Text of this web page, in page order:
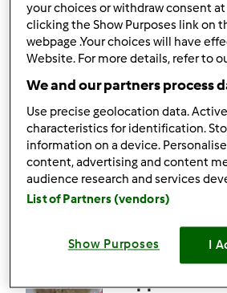
4 1 facile 2
5.0(1)
Pasta cozze
variazione
daMagat
5.0(1)
Zuppa di ceci
your choices or withdraw consent
clicking the Show Purposes link on
webpage .Your choices will have
Website. For more details, refer to
We and our partners process
Use precise geolocation data.
characteristics for identification.
information on a device.
content, advertising and content
audience research and services
List of Partners (vendors)
Show Purposes I